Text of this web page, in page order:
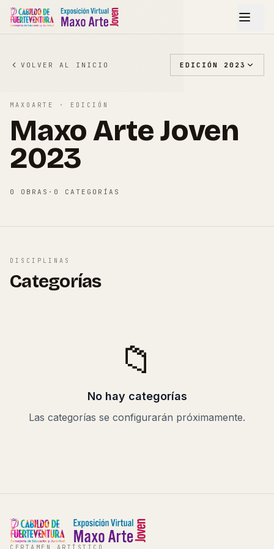
VOLVER AL INICIO EDICIÓN 2023
MAXOARTE · EDICIÓN
Maxo Arte Joven
2023
0 OBRAS · 0 CATEGORÍAS
DISCIPLINAS
Categorías
📁
No hay categorías
Las categorías se configurarán próximamente.